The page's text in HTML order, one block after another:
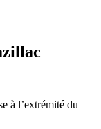
à l’extrémité du